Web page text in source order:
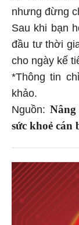
nhưng đừng
Sau khi bạn
đầu tư thời
cho ngày kế
*Thông tin
khảo.
Nguồn:
sức khoẻ cán